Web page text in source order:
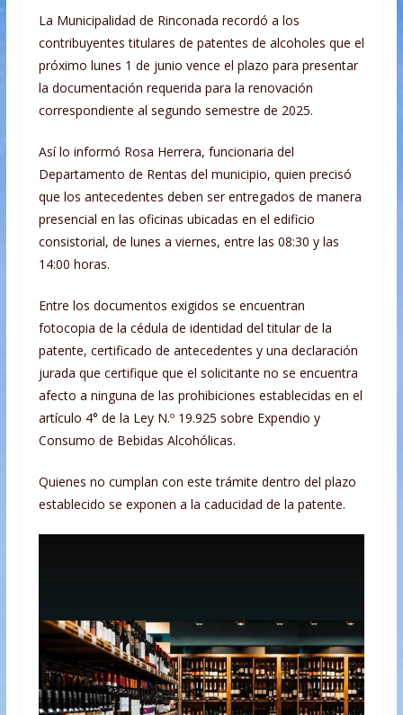
La Municipalidad de Rinconada recordó a los
contribuyentes titulares de patentes de alcoholes que el
próximo lunes 1 de junio vence el plazo para presentar
la documentación requerida para la renovación
correspondiente al segundo semestre de 2025.
Así lo informó Rosa Herrera, funcionaria del
Departamento de Rentas del municipio, quien precisó
que los antecedentes deben ser entregados de manera
presencial en las oficinas ubicadas en el edificio
consistorial, de lunes a viernes, entre las 08:30 y las
14:00 horas.
Entre los documentos exigidos se encuentran
fotocopia de la cédula de identidad del titular de la
patente, certificado de antecedentes y una declaración
jurada que certifique que el solicitante no se encuentra
afecto a ninguna de las prohibiciones establecidas en el
artículo 4° de la Ley N.º 19.925 sobre Expendio y
Consumo de Bebidas Alcohólicas.
Quienes no cumplan con este trámite dentro del plazo
establecido se exponen a la caducidad de la patente.